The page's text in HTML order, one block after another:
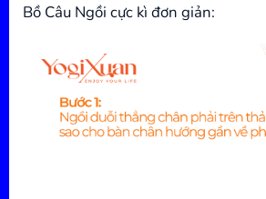
Bồ Câu Ngồi cực kì đơn giản: